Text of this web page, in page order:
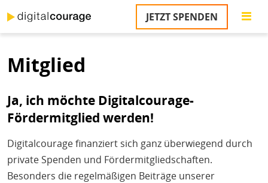
zum
Inhalt
JETZT SPENDEN
Mitglied
Ja, ich möchte Digitalcourage-
Fördermitglied werden!
Digitalcourage finanziert sich ganz überwiegend durch
private Spenden und Fördermitgliedschaften.
Besonders die regelmäßigen Beiträge unserer